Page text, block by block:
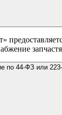
по 44-ФЗ или